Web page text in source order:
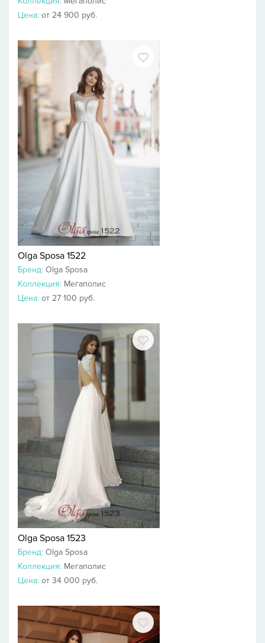
Цена: от 24 900 руб.
Olga Sposa 1522
Бренд: Olga Sposa
Коллекция: Мегаполис
Цена: от 27 100 руб.
Olga Sposa 1523
Бренд: Olga Sposa
Коллекция: Мегаполис
Цена: от 34 000 руб.